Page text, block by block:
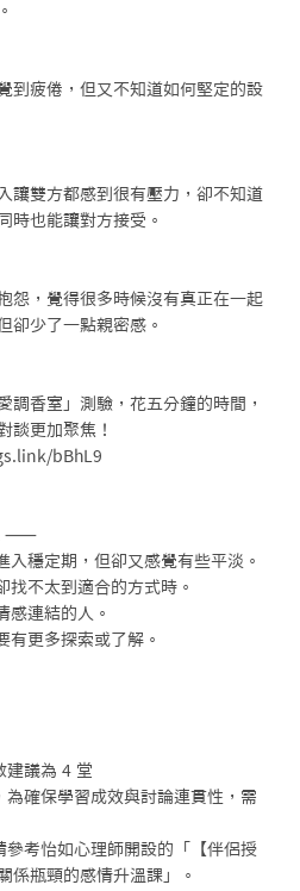
到疲倦，但又不知道如何堅定的設
讓雙方都感到很有壓力，卻不知道
時也能讓對方接受。
怨，覺得很多時候沒有真正在一起
卻少了一點親密感。
調香室」測驗，花五分鐘的時間，
談更加聚焦！
bBhL9
⸺
入穩定期，但卻又感覺有些平淡。
找不太到適合的方式時。
感連結的人。
有更多探索或了解。
建議為 4 堂
確保學習成效與討論連貫性，需
考怡如心理師開設的「【伴侶授
係瓶頸的感情升溫課」。